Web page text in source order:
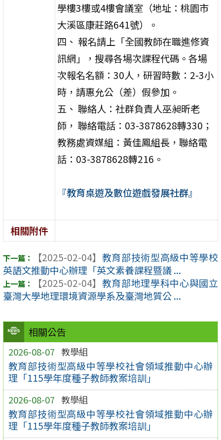
相關公告
2026-08-07 教學組
教育部技術型高級中等學校社會領域推動中心辦
理「115學年度種子教師教案培訓」
2026-08-07 教學組
教育部技術型高級中等學校社會領域推動中心辦
理「115學年度種子教師教案培訓」
學樓3樓或4樓會議室（地址：桃園市
大溪區康莊路641號）。
四、 報名請上「全國教師在職進修資
訊網」，搜尋各場次課程代碼。各場
次報名名額：30人，研習時數：2-3小
時，請惠允公（差）假參加。
五、 聯絡人：社群負責人巫昶昕老
師， 聯絡電話：03-3878628轉330；
教務處資媒組：黃佳鳳組長，聯絡電
話：03-3878628轉216。
『教育桌遊及數位遊戲發展社群』
相關附件
【2025-02-04】 教育部技術型高級中等學校
英語文推動中心辦理「英文素養課程暨議 ...
【2025-02-04】 教育部地理學科中心與國立
臺灣大學地理環境資源學系及臺灣地質公 ...